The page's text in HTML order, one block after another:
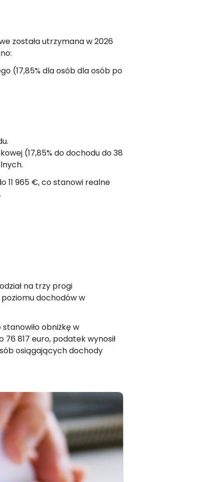
została utrzymana w 2026
(17,85% dla osób dla osób po
(17,85% do dochodu do 38
11 965 €, co stanowi realne
na trzy progi
dochodów w
obniżkę w
817 euro, podatek wynosił
osiągających dochody